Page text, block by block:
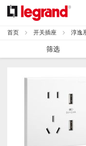
跳
到
容
首页 开关插座 淳逸
筛选